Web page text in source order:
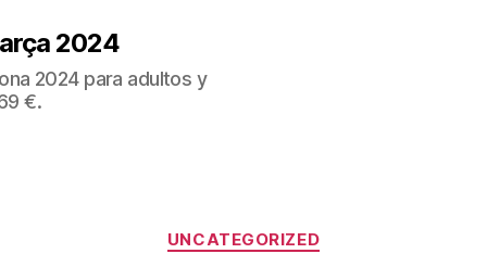
2024
2024 para adultos y
€.
Categorías
UNCATEGORIZED